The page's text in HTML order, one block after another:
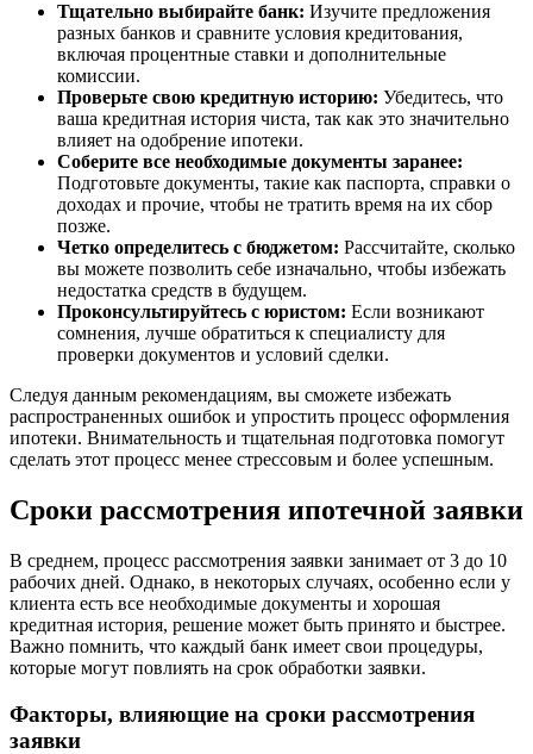
Тщательно выбирайте банк: Изучите предложения
разных банков и сравните условия кредитования,
включая процентные ставки и дополнительные
комиссии.
Проверьте свою кредитную историю: Убедитесь, что
ваша кредитная история чиста, так как это значительно
влияет на одобрение ипотеки.
Соберите все необходимые документы заранее:
Подготовьте документы, такие как паспорта, справки о
доходах и прочие, чтобы не тратить время на их сбор
позже.
Четко определитесь с бюджетом: Рассчитайте, сколько
вы можете позволить себе изначально, чтобы избежать
недостатка средств в будущем.
Проконсультируйтесь с юристом: Если возникают
сомнения, лучше обратиться к специалисту для
проверки документов и условий сделки.
Следуя данным рекомендациям, вы сможете избежать
распространенных ошибок и упростить процесс оформления
ипотеки. Внимательность и тщательная подготовка помогут
сделать этот процесс менее стрессовым и более успешным.
Сроки рассмотрения ипотечной заявки
В среднем, процесс рассмотрения заявки занимает от 3 до 10
рабочих дней. Однако, в некоторых случаях, особенно если у
клиента есть все необходимые документы и хорошая
кредитная история, решение может быть принято и быстрее.
Важно помнить, что каждый банк имеет свои процедуры,
которые могут повлиять на срок обработки заявки.
Факторы, влияющие на сроки рассмотрения
заявки